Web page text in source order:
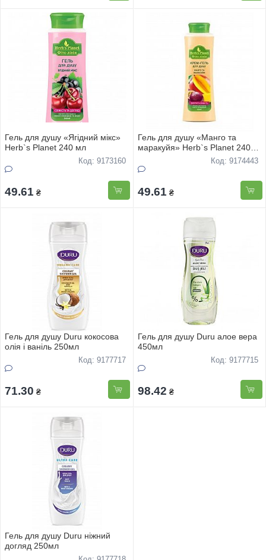
Гель для душу «Ягідний мікс»
Herb`s Planet 240 мл
Код: 9173160
49.61 ₴
Гель для душу «Манго та
маракуйя» Herb`s Planet 240
Код: 9174443
49.61 ₴
Гель для душу Duru кокосова
олія і ваніль 250мл
Код: 9177717
71.30 ₴
Гель для душу Duru алое вера
450мл
Код: 9177715
98.42 ₴
Гель для душу Duru ніжний
догляд 250мл